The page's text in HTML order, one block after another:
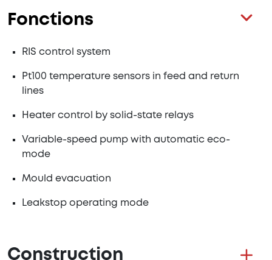
Fonctions
RIS control system
Pt100 temperature sensors in feed and return
lines
Heater control by solid-state relays
Variable-speed pump with automatic eco-
mode
Mould evacuation
Leakstop operating mode
Construction